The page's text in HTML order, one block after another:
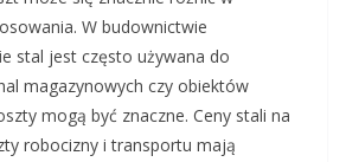
W budownictwie
stal jest często używana do
magazynowych czy obiektów
mogą być znaczne. Ceny stali na
robocizny i transportu mają